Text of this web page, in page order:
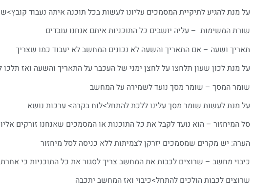
על מנת להגיע לתיקיית המסמכים עליונו לעשות בכל תוכנה איתה נעבוד
שורת המשימות – עליה יושבים כל התוכניות איתם אנחנו עובדים
תאריך ושעה – אם התאריך והשעה לא נכונים המחשב לא יעבוד כמו שצריך
על מנת לכון שעון תלחצו על לחצן ימני של העכבר על התאריך והשעה ואז תלכו
שומר המסך – שומר מסך נועד לשמירה על המחשב
על מנת לעשות שומר מסך עלינו ללכת להתחל>לוח בקרה> ערכות נושא
סל המיחזור – הוא נועד לקבל את כל התוכנות או המסמכים שאנחנו זורקים אליו
הערה: יש מקרים שמסמכים יזרקן לצמיתות ללא כניסה לסל מיחזור
כיבוי מחשב – שרוצים לכבות את המחשב צריך לסגור את כל התוכניות כי
שרוצים לכבות הולכים להתחל>כיבוי ואז המחשב יתכבה